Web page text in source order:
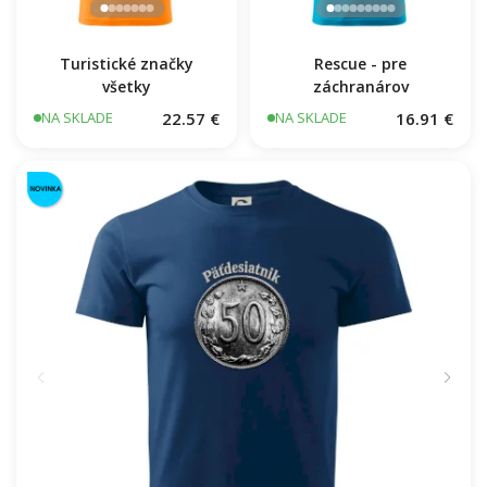
Turistické značky
všetky
NA SKLADE 22.57 €
Rescue - pre
záchranárov
NA SKLADE 16.91 €